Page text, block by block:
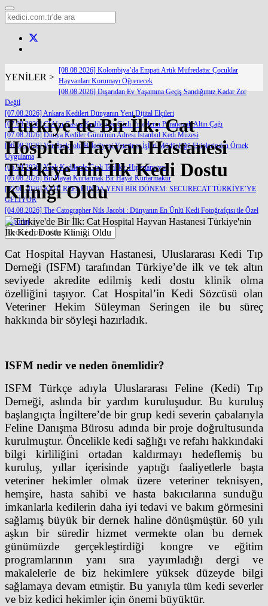
YENİLER >
[08.08.2026] Kolombiya’da Empati Artık Müfredatta: Çocuklar
Hayvanları Korumayı Öğrenecek
[08.08.2026] Dışarıdan Ev Yaşamına Geçiş Sandığımız Kadar Zor
Değil
[07.08.2026] Ankara Kedileri Dünyanın Yeni Dijital Elçileri
[07.08.2026] CIA’in Casus Kedileri ve Gizli Projelerin Paranoyak Altın Çağı
[07.08.2026] Dünya Kediler Günü'nün Adresi İstanbul Kedi Müzesi
[06.08.2026] Van İpekyolu Belediyesi Veteriner İşleri Müdürlüğü Ekiplerinden Örnek
Uygulama
[06.08.2026] Yaşlı Kedilerde Gizli Tehlike: Hipertansiyon
[05.08.2026] Bir Hayat Kurtarmak Bir Hayat Kurtarmaktır
[05.08.2026] KEDİ REFAHINDA YENİ BİR DÖNEM: SECURECAT TÜRKİYE’YE
GELİYOR
[04.08.2026] The Catographer Nils Jacobi : Dünyanın En Ünlü Kedi Fotoğrafçısı ile Özel
Röportaj
Türkiye'de Bir İlk: Cat
Hospital Hayvan Hastanesi
Türkiye'nin İlk Kedi Dostu
Kliniği Oldu
Cat Hospital Hayvan Hastanesi, Uluslararası Kedi Tıp
Derneği (ISFM) tarafından Türkiye’de ilk ve tek altın
seviyede akredite edilmiş kedi dostu klinik olma
özelliğini taşıyor. Cat Hospital’in Kedi Sözcüsü olan
Veteriner Hekim Süleyman Seringen ile bu süreç
hakkında bir söyleşi hazırladık.
ISFM nedir ve neden önemlidir?
ISFM Türkçe adıyla Uluslararası Feline (Kedi) Tıp
Derneği, aslında bir yardım kuruluşudur. Bu kuruluş
başlangıçta İngiltere’de bir grup kedi severin çabalarıyla
Feline Danışma Bürosu adında bir proje doğrultusunda
kurulmuştur. Öncelikle kedi sağlığı ve refahı hakkındaki
bilgi kirliliğini ortadan kaldırmayı hedeflemiş bu
kuruluş, yıllar içerisinde yaptığı faaliyetlerle başta
veteriner hekimler olmak üzere veteriner teknisyen,
hemşire, hasta sahibi ve hasta bakıcılarına sunduğu
imkanlarla kedilerin daha iyi tedavi ve bakım görmesini
sağlamış büyük bir dernek haline dönüşmüştür. 60 yılı
aşkın bir süredir hizmet vermekte olan bu dernek
günümüzde gerçekleştirdiği kongre ve eğitim
programlarının yanı sıra yayımladığı dergi ve
makalelerle de biz hekimlere yüksek düzeyde bilgi
sağlamaya devam etmiştir. Bu yanıyla tüm kedi severler
ve biz kedici hekimler için önemi büyüktür.